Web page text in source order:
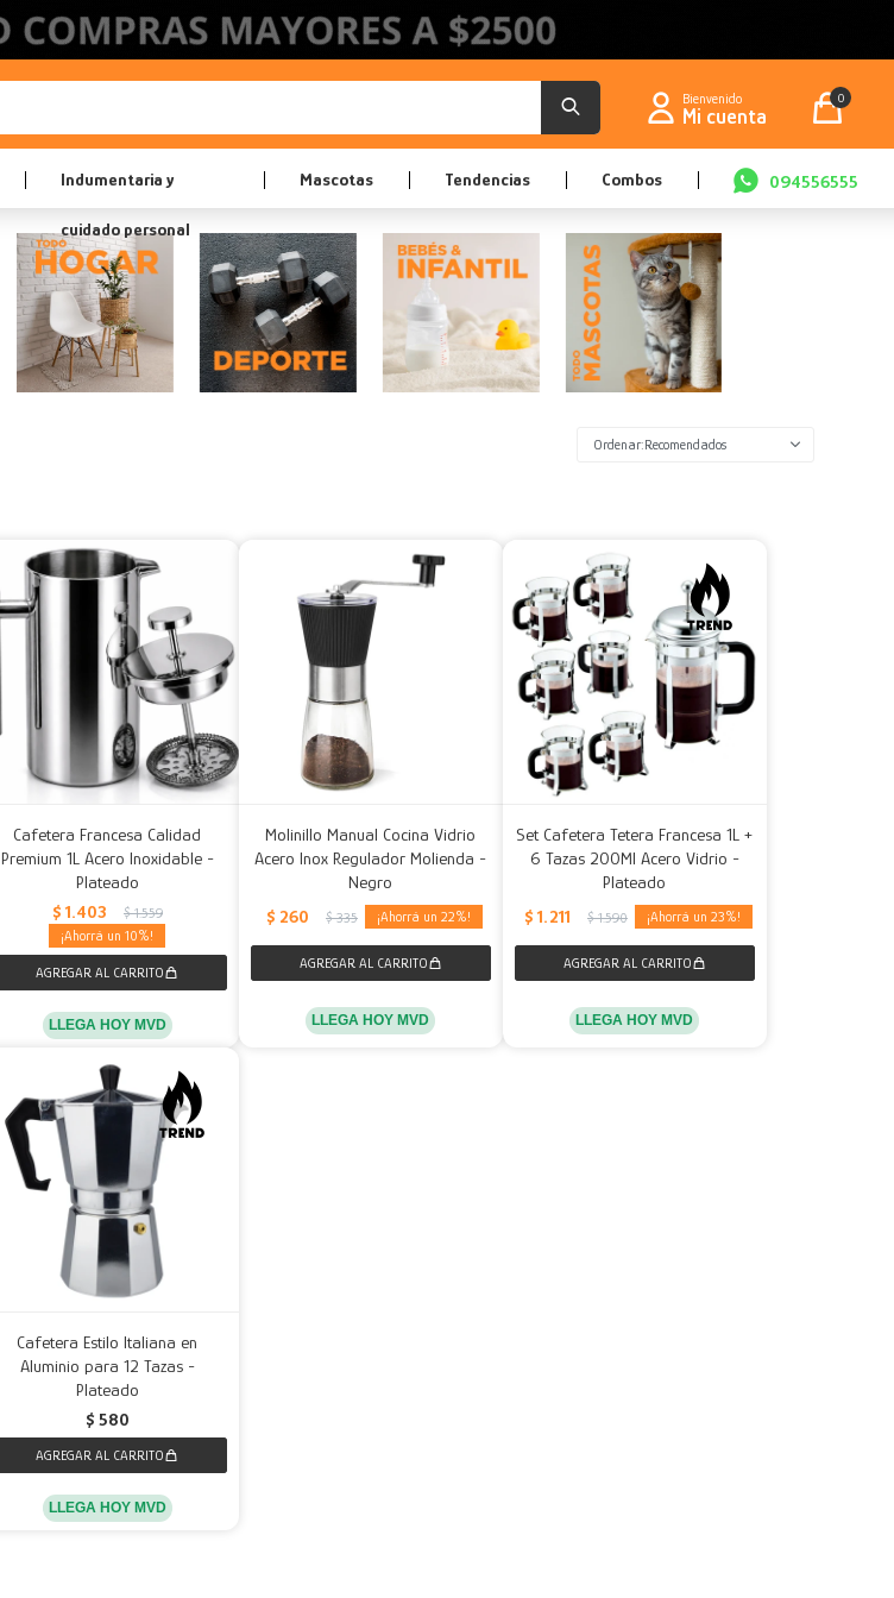
Indumentaria y
cuidado personal
Mascotas Tendencias Combos 094556555
0
Recomendados
Cafetera Francesa Calidad
Premium 1L Acero Inoxidable -
Plateado
$ 1.403 $ 1.559
10
LLEGA HOY MVD
Molinillo Manual Cocina Vidrio
Acero Inox Regulador Molienda -
Negro
$ 260 $ 335 22
LLEGA HOY MVD
Set Cafetera Tetera Francesa 1L +
6 Tazas 200Ml Acero Vidrio -
Plateado
$ 1.211 $ 1.590 23
LLEGA HOY MVD
Cafetera Estilo Italiana en
Aluminio para 12 Tazas -
Plateado
$ 580
LLEGA HOY MVD